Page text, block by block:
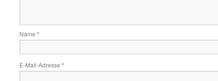
Name *
E-Mail-Adresse *